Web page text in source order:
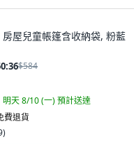
屋兒童帳篷含收納袋, 粉藍
$584
明天 8/10 (一)預計送達
費退貨
)